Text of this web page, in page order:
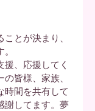
とが決まり、
、応援してく
皆様、家族、
時間を共有して
謝してます。夢